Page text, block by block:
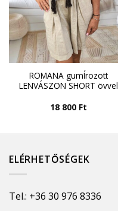
ROMANA gumÍrozott
LENVÁSZON SHORT övvel
18 800 Ft
ELÉRHETŐSÉGEK
Tel.: +36 30 976 8336